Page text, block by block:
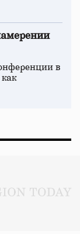
в